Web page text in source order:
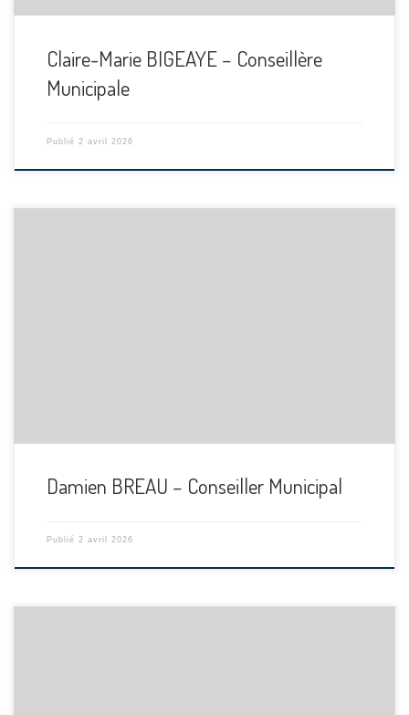
Claire-Marie BIGEAYE – Conseillère
Municipale
Publié 2 avril 2026
Damien BREAU – Conseiller Municipal
Publié 2 avril 2026